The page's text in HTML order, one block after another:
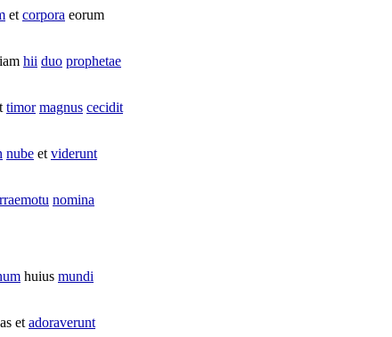
et corpora eorum
hii duo prophetae
timor magnus cecidit
nube et viderunt
nomina
huius mundi
et adoraverunt